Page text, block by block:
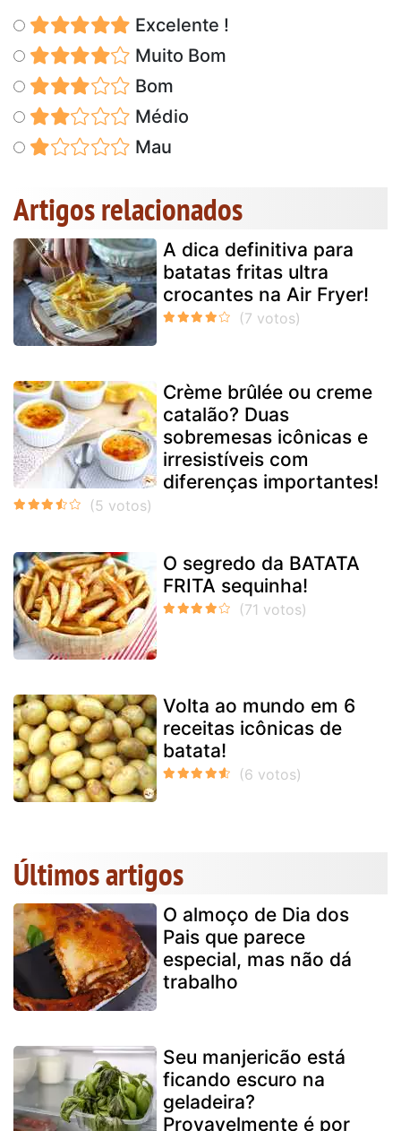
Excelente !
Muito Bom
Bom
Médio
Mau
Artigos relacionados
A dica definitiva para
batatas fritas ultra
crocantes na Air Fryer!
Crème brûlée ou creme
catalão? Duas
sobremesas icônicas e
irresistíveis com
diferenças importantes!
O segredo da BATATA
FRITA sequinha!
Volta ao mundo em 6
receitas icônicas de
batata!
Últimos artigos
O almoço de Dia dos
Pais que parece
especial, mas não dá
trabalho
Seu manjericão está
ficando escuro na
geladeira?
Provavelmente é por